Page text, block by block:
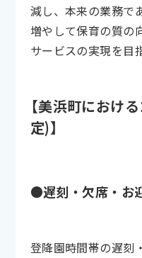
減し、本来の業務で
増やして保育の質の
サービスの実現を目
【美浜町におけ
定)】
●遅刻・欠席・お
登降園時間帯の遅刻